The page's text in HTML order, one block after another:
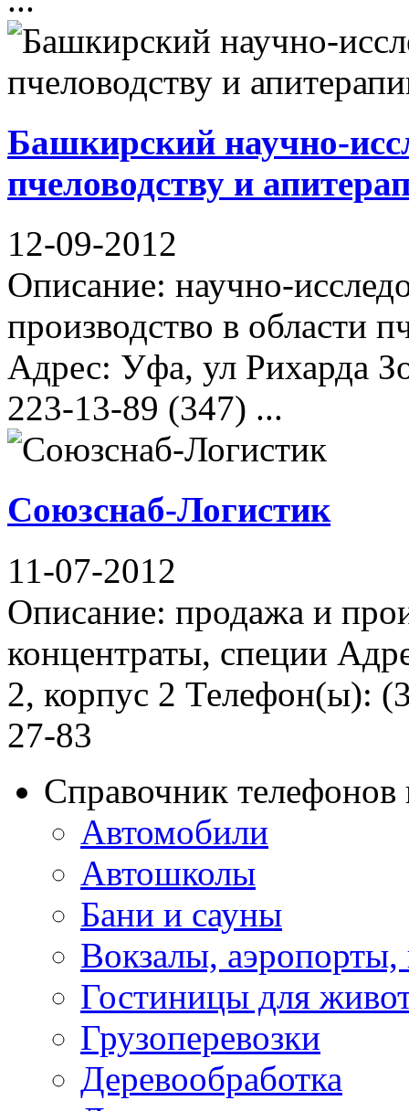
Башкирский научно-
пчеловодству и
12-09-2012
Описание: научно-
производство в области
Адрес: Уфа, ул Рихарда
223-13-89 (347) ...
Союзснаб-Логистик
11-07-2012
Описание: продажа и
концентраты, специи
2, корпус 2 Телефон(ы):
27-83
Справочник
Автомобили
Автошколы
Бани и сауны
Вокзалы,
Гостиницы для
Грузоперевозки
Деревообработка